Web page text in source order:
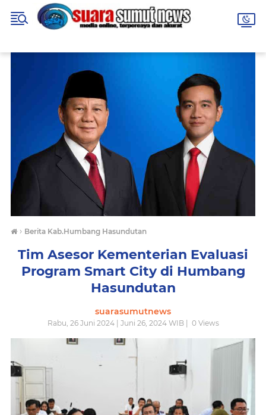
› Berita Kab.Humbang Hasundutan
Tim Asesor Kementerian Evaluasi
Program Smart City di Humbang
Hasundutan
suarasumutnews
Rabu, 26 Juni 2024 | Juni 26, 2024 WIB | 0Views